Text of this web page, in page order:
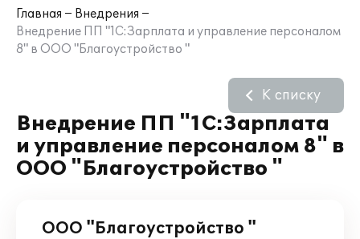
Главная
Внедрения
Внедрение ПП "1С:Зарплата и управление персоналом
8" в ООО "Благоустройство "
Внедрение ПП "1С:Зарплата
и управление персоналом 8" в
ООО "Благоустройство "
К списку
ООО "Благоустройство "